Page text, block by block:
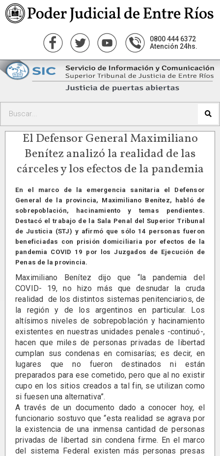
0800 444 6372
Atención 24hs.
El Defensor General Maximiliano
Benítez analizó la realidad de las
cárceles y los efectos de la pandemia
En el marco de la emergencia sanitaria el Defensor
General de la provincia, Maximiliano Benítez, habló de
sobrepoblación, hacinamiento y temas pendientes.
Destacó el trabajo de la Sala Penal del Superior Tribunal
de Justicia (STJ) y afirmó que sólo 14 personas fueron
beneficiadas con prisión domiciliaria por efectos de la
pandemia COVID 19 por los Juzgados de Ejecución de
Penas de la provincia.
Maximiliano Benítez dijo que “la pandemia del
COVID- 19, no hizo más que desnudar la cruda
realidad de los distintos sistemas penitenciarios, de
la región y de los argentinos en particular. Los
altísimos niveles de sobrepoblación y hacinamiento
existentes en nuestras unidades penales -continuó-,
hacen que miles de personas privadas de libertad
cumplan sus condenas en comisarías; es decir, en
lugares que no fueron destinados ni están
preparados para ese cometido, pero que al no existir
cupo en los sitios creados a tal fin, se utilizan como
si fuesen una alternativa”.
A través de un documento dado a conocer hoy, el
funcionario sostuvo que “esta realidad se agrava por
la existencia de una inmensa cantidad de personas
privadas de libertad sin condena firme. En el marco
del sistema Federal existen más personas presas